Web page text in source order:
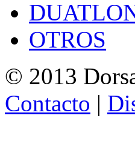
OTROS
© 2013
Contacto |